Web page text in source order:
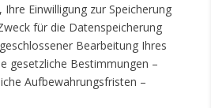
Einwilligung zur Speicherung
für die Datenspeicherung
Bearbeitung Ihres
gesetzliche Bestimmungen –
Aufbewahrungsfristen –